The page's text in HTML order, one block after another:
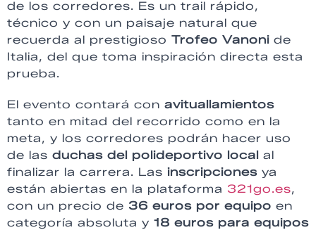
de los corredores. Es un trail rápido,
técnico y con un paisaje natural que
recuerda al prestigioso Trofeo Vanoni de
Italia, del que toma inspiración directa esta
prueba.
El evento contará con avituallamientos
tanto en mitad del recorrido como en la
meta, y los corredores podrán hacer uso
de las duchas del polideportivo local al
finalizar la carrera. Las inscripciones ya
están abiertas en la plataforma 321go.es,
con un precio de 36 euros por equipo en
categoría absoluta y 18 euros para equipos